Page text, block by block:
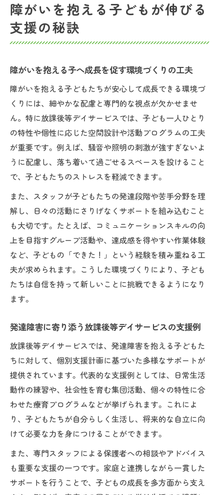
成長を見逃さないための放課後等デイサー
ビス活用法
障がいを抱える子どもの個性を伸ばすポイ
安心できる放課後等デイサービスの選び方
障がいを抱える子へ安心感をもたらす施設
選びの基準
発達障害児に適した放課後等デイサービス
の見極め方
スタッフ体制と支援内容で見る安心のポイ
ント
放課後等デイサービス利用時の注意点と確
認事項
障がいを抱える子どもが安心して通える環
境の特徴
発達障害児を見守る家庭外サポートの新常識
障がいを抱える子の成長に家庭外サポート
が果たす役割
発達障害児の可能性を広げる専門的なサポ
ートとは
障がいを抱える家庭が知っておきたい支援
の最新情報
地域連携で実現する放課後等デイサービス
の魅力
成長を引き出す個別支援プログラムの工夫
障がいを抱える子の成長を支える個別支援
プログラム
発達障害児に合わせた療育活動の工夫ポイ
ント
障がいを抱える子どもが伸びる
支援の秘訣
障がいを抱える子へ成長を促す環境づくりの工夫
障がいを抱える子どもたちが安心して成長できる環境づ
くりには、細やかな配慮と専門的な視点が欠かせませ
ん。特に放課後等デイサービスでは、子ども一人ひとり
の特性や個性に応じた空間設計や活動プログラムの工夫
が重要です。例えば、騒音や照明の刺激が強すぎないよ
うに配慮し、落ち着いて過ごせるスペースを設けること
で、子どもたちのストレスを軽減できます。
また、スタッフが子どもたちの発達段階や苦手分野を理
解し、日々の活動にさりげなくサポートを組み込むこと
も大切です。たとえば、コミュニケーションスキルの向
上を目指すグループ活動や、達成感を得やすい作業体験
など、子どもの「できた！」という経験を積み重ねる工
夫が求められます。こうした環境づくりにより、子ども
たちは自信を持って新しいことに挑戦できるようになり
ます。
発達障害に寄り添う放課後等デイサービスの支援例
放課後等デイサービスでは、発達障害を抱える子どもた
ちに対して、個別支援計画に基づいた多様なサポートが
提供されています。代表的な支援例としては、日常生活
動作の練習や、社会性を育む集団活動、個々の特性に合
わせた療育プログラムなどが挙げられます。これによ
り、子どもたちが自分らしく生活し、将来的な自立に向
けて必要な力を身につけることができます。
また、専門スタッフによる保護者への相談やアドバイス
も重要な支援の一つです。家庭と連携しながら一貫した
サポートを行うことで、子どもの成長を多方面から支え